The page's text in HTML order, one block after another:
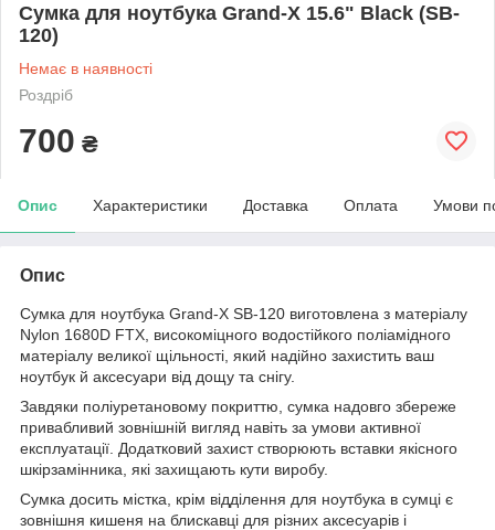
Сумка для ноутбука Grand-X 15.6" Black (SB-
120)
Немає в наявності
Роздріб
700 ₴
Опис Характеристики Доставка Оплата Умови
Опис
Сумка для ноутбука Grand-X SB-120 виготовлена з матеріалу
Nylon 1680D FTX, високоміцного водостійкого поліамідного
матеріалу великої щільності, який надійно захистить ваш
ноутбук й аксесуари від дощу та снігу.
Завдяки поліуретановому покриттю, сумка надовго збереже
привабливий зовнішній вигляд навіть за умови активної
експлуатації. Додатковий захист створюють вставки якісного
шкірзамінника, які захищають кути виробу.
Сумка досить містка, крім відділення для ноутбука в сумці є
зовнішня кишеня на блискавці для різних аксесуарів і